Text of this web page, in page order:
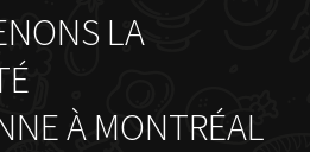
LA
À MONTRÉAL